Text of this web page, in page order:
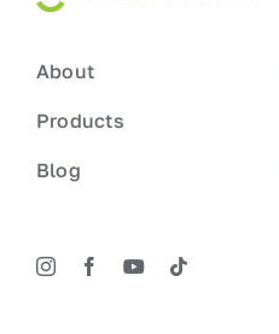
About
Products
Blog